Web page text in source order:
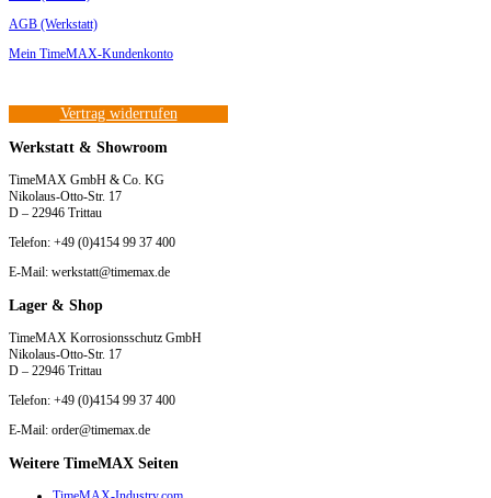
AGB (Werkstatt)
Mein TimeMAX-Kundenkonto
Vertrag widerrufen
Werkstatt & Showroom
TimeMAX GmbH & Co. KG
Nikolaus-Otto-Str. 17
D – 22946 Trittau
Telefon: +49 (0)4154 99 37 400
E-Mail: werkstatt@timemax.de
Lager & Shop
TimeMAX Korrosionsschutz GmbH
Nikolaus-Otto-Str. 17
D – 22946 Trittau
Telefon: +49 (0)4154 99 37 400
E-Mail: order@timemax.de
Weitere TimeMAX Seiten